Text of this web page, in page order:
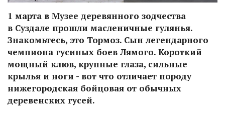
1 марта в Музее деревянного зодчества
в Суздале прошли масленичные гулянья.
Знакомьтесь, это Тормоз. Сын легендарного
чемпиона гусиных боев Лямого. Короткий
мощный клюв, крупные глаза, сильные
крылья и ноги - вот что отличает породу
нижегородская бойцовая от обычных
деревенских гусей.